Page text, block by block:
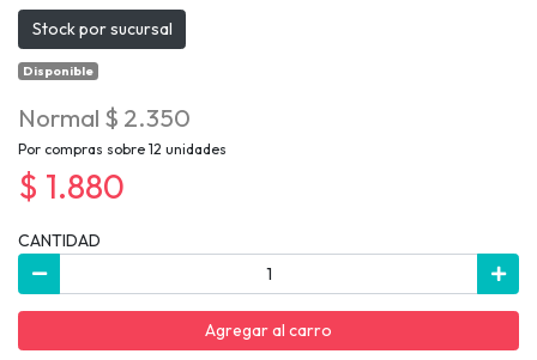
Stock por sucursal
Disponible
Normal $ 2.350
Por compras sobre 12 unidades
$ 1.880
CANTIDAD
Agregar al carro